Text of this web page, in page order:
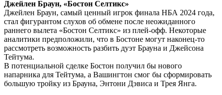
Джейлен Браун, «Бостон Селтикс»
Джейлен Браун, самый ценный игрок финала НБА 2024 года,
стал фигурантом слухов об обмене после неожиданного
раннего вылета «Бостон Селтикс» из плей-офф. Некоторые
аналитики предположили, что в Бостоне могут наконец-то
рассмотреть возможность разбить дуэт Брауна и Джейсона
Тейтума.
В потенциальной сделке Бостон получил бы нового
напарника для Тейтума, а Вашингтон смог бы сформировать
большую тройку из Брауна, Энтони Дэвиса и Трея Янга.